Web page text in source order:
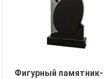
Фигурный памятник-